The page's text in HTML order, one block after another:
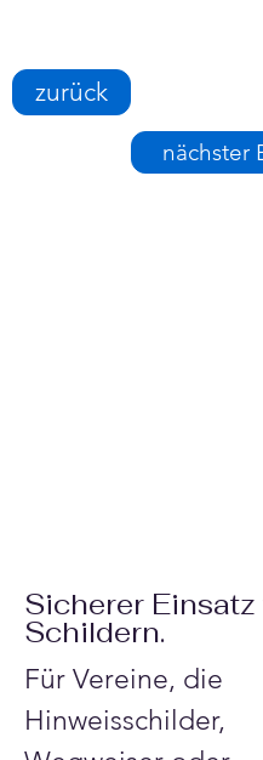
zurück
nächster
Sicherer Einsatz
Schildern.
Für Vereine, die
Hinweisschilder,